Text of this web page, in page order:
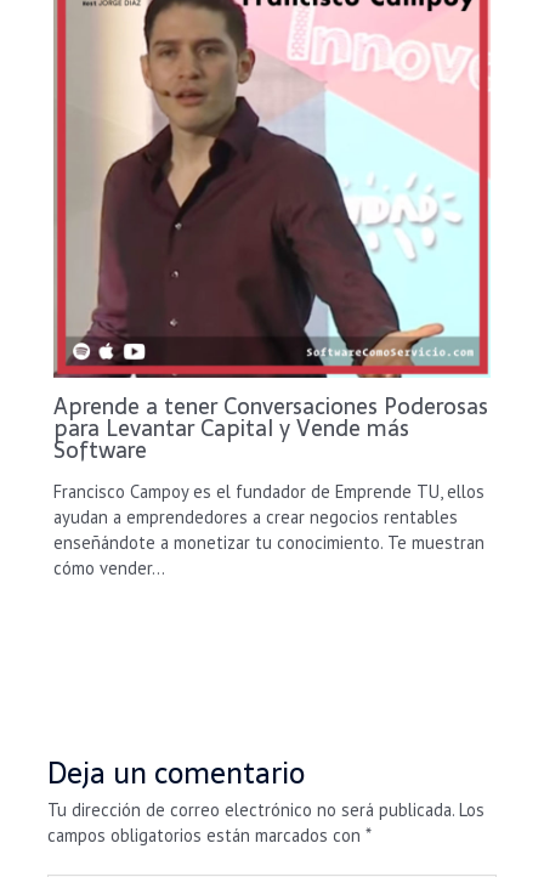
Aprende a tener Conversaciones Poderosas
para Levantar Capital y Vende más
Software
Francisco Campoy es el fundador de Emprende TU, ellos
ayudan a emprendedores a crear negocios rentables
enseñándote a monetizar tu conocimiento. Te muestran
cómo vender…
Deja un comentario
Tu dirección de correo electrónico no será publicada. Los
campos obligatorios están marcados con*